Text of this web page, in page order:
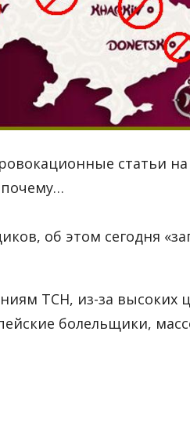
статьи
почему…
об этом сегодня
ТСН, из-за высоких
болельщики,